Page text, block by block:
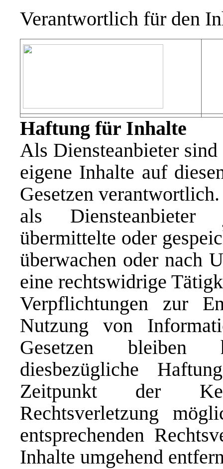
Verantwortlich für den
Haftung für Inhalte
Als Diensteanbieter
eigene Inhalte auf
Gesetzen
als
übermittelte oder
überwachen oder nach
eine rechtswidrige
Verpflichtungen zur
Nutzung von
Gesetzen bleiben
diesbezügliche
Zeitpunkt der
Rechtsverletzung
entsprechenden
Inhalte umgehend